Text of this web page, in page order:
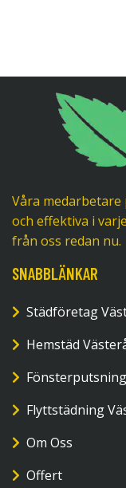
Våra
och effektiva i
från oss redan nu.
SNABBLÄNKAR
Städföretag
Hemstäd
Flyttstädning
Om Oss
Offert